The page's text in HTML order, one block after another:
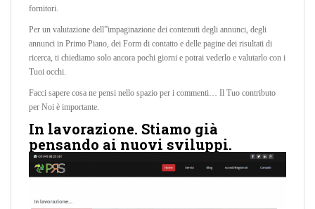
fornitori.
Per un valutazione dell”impaginazione dei contenuti degli annunci, degli
annunci in Primo Piano, dei Form di contatto e delle pagine dei risultati di
ricerca, ti chiediamo solo ancora pochi giorni e potrai vederlo e valutarlo con i
Tuoi occhi.
Facci sapere cosa ne pensi nello spazio per i commenti… Il Tuo contributo
per Noi è importante.
In lavorazione. Stiamo già
pensando ai nuovi sviluppi.